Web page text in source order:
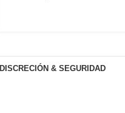
DISCRECIÓN & SEGURIDAD